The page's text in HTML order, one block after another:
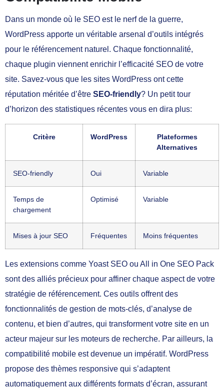
Dans un monde où le SEO est le nerf de la guerre,
WordPress apporte un véritable arsenal d’outils intégrés
pour le référencement naturel. Chaque fonctionnalité,
chaque plugin viennent enrichir l’efficacité SEO de votre
site. Savez-vous que les sites WordPress ont cette
réputation méritée d’être SEO-friendly? Un petit tour
d’horizon des statistiques récentes vous en dira plus:
Critère WordPress
Plateformes
Alternatives
SEO-friendly Oui Variable
Temps de
chargement
Optimisé Variable
Mises à jour SEO Fréquentes Moins fréquentes
Les extensions comme Yoast SEO ou All in One SEO Pack
sont des alliés précieux pour affiner chaque aspect de votre
stratégie de référencement. Ces outils offrent des
fonctionnalités de gestion de mots-clés, d’analyse de
contenu, et bien d’autres, qui transforment votre site en un
acteur majeur sur les moteurs de recherche. Par ailleurs, la
compatibilité mobile est devenue un impératif. WordPress
propose des thèmes responsive qui s’adaptent
automatiquement aux différents formats d’écran, assurant